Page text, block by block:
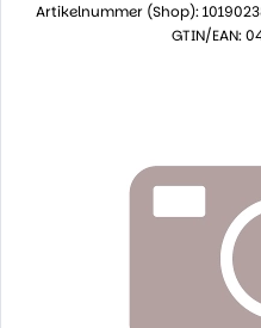
Artikelnummer (Shop):
GTIN/EAN: